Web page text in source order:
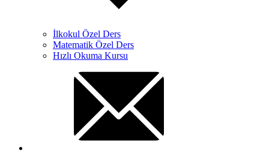
İlkokul Özel Ders
Matematik Özel Ders
Hızlı Okuma Kursu